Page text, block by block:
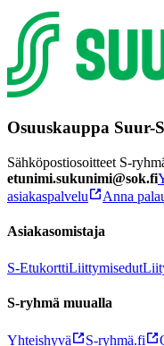
Osuuskauppa Suur-
Sähköpostiosoitteet S-
etunimi.sukunimi@sok.fi
asiakaspalvelu
Anna
Asiakasomistaja
S-EtukorttiLiittymisedut
S-ryhmä muualla
Yhteishyvä S-ryhmä.fi